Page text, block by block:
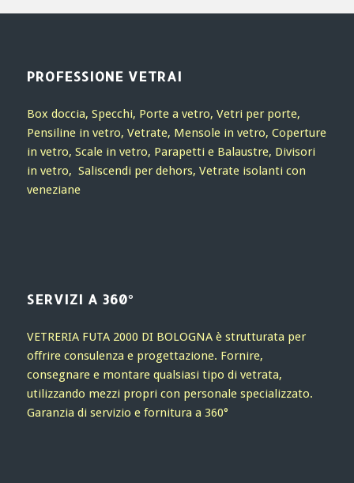
PROFESSIONE VETRAI
Box doccia, Specchi, Porte a vetro, Vetri per porte,
Pensiline in vetro, Vetrate, Mensole in vetro, Coperture
in vetro, Scale in vetro, Parapetti e Balaustre, Divisori
in vetro, Saliscendi per dehors, Vetrate isolanti con
veneziane
SERVIZI A 360°
VETRERIA FUTA 2000 DI BOLOGNA è strutturata per
offrire consulenza e progettazione. Fornire,
consegnare e montare qualsiasi tipo di vetrata,
utilizzando mezzi propri con personale specializzato.
Garanzia di servizio e fornitura a 360°